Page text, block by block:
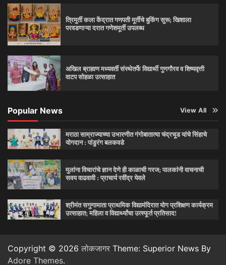
त्रिमुर्ती कला केंद्रात गणपती मूर्तींचे बुकिंग सुरू; खिशाला
परवडणाऱ्या दरात गणेशमूर्ती उपलब्ध
अखिल ब्राह्मण मध्यवर्ती संस्थेतर्फे विद्यार्थी गुणगौरव व शिष्यवृत्ती
वाटप सोहळा उत्साहात
Popular News View All
मराठा साम्राज्याच्या उभारणीत गंगोबातात्या चंद्रचूड यांचे सिंहाचे
योगदान : पांडुरंग बलकवडे
मुलांना विचारांचे ज्ञान देणे ही काळाची गरज; पालकांनी वाचनाची
सवय वाढवावी : प्राचार्य रवींद्र येवले
श्रीमंत सगुणामाता प्राथमिक विद्यामंदिरात योग प्रशिक्षण कार्यक्रम
उत्साहात; महिला व विद्यार्थ्यांचा उत्स्फूर्त प्रतिसाद!
Copyright © 2026 लोकजागर Theme: Superior News By
Adore Themes.